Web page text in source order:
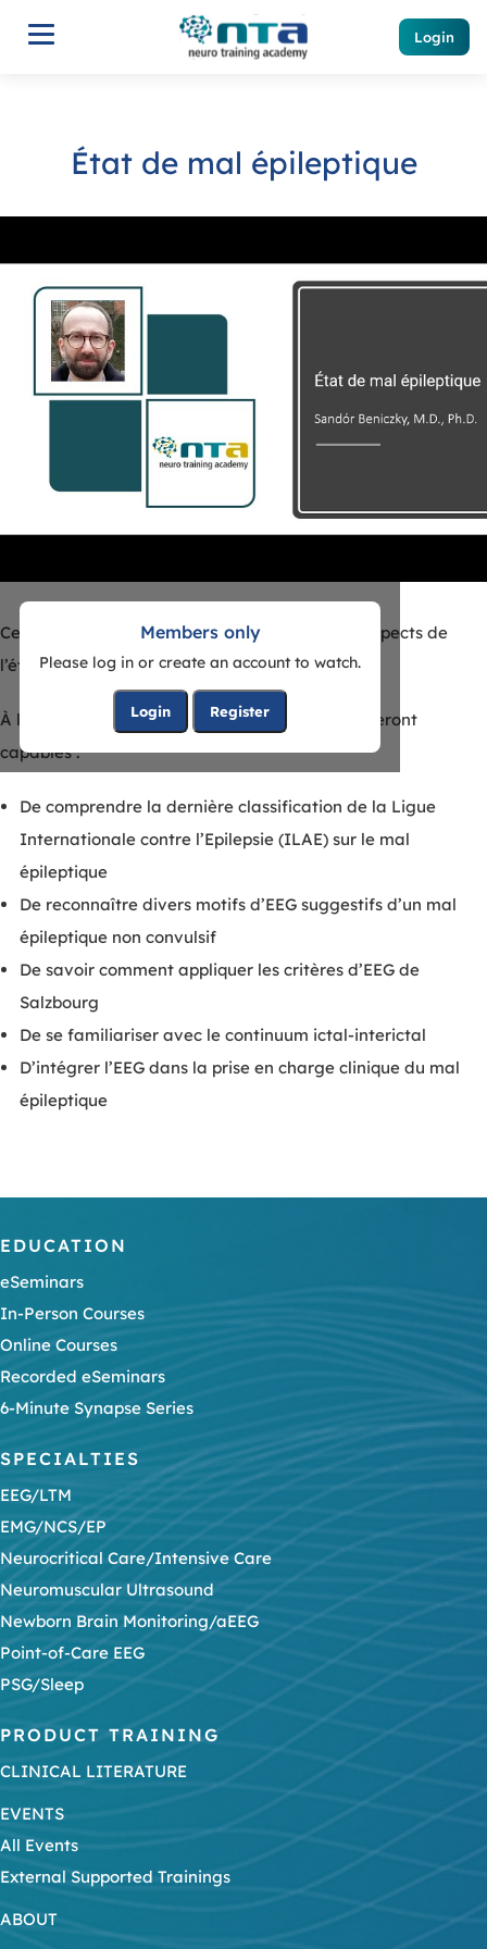
Login
État de mal épileptique
Members only
Please log in or create an account to watch.
Login Register
Ce séminaire en ligne présente les principaux aspects de
l’état de mal épileptique
À la fin de cette présentation, les participants seront
capables :
De comprendre la dernière classification de la Ligue
Internationale contre l’Epilepsie (ILAE) sur le mal
épileptique
De reconnaître divers motifs d’EEG suggestifs d’un mal
épileptique non convulsif
De savoir comment appliquer les critères d’EEG de
Salzbourg
De se familiariser avec le continuum ictal-interictal
D’intégrer l’EEG dans la prise en charge clinique du mal
épileptique
EDUCATION
eSeminars
In-Person Courses
Online Courses
Recorded eSeminars
6-Minute Synapse Series
SPECIALTIES
EEG/LTM
EMG/NCS/EP
Neurocritical Care/Intensive Care
Neuromuscular Ultrasound
Newborn Brain Monitoring/aEEG
Point-of-Care EEG
PSG/Sleep
PRODUCT TRAINING
CLINICAL LITERATURE
EVENTS
All Events
External Supported Trainings
ABOUT